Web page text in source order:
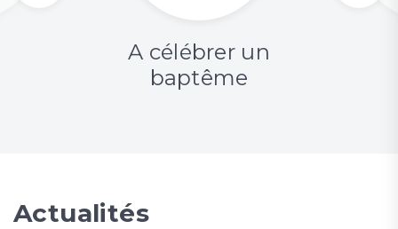
A célébrer un
baptême
Actualités